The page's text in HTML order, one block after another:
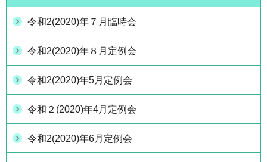
令和2(2020)年７月臨時会
令和2(2020)年８月定例会
令和2(2020)年5月定例会
令和２(2020)年4月定例会
令和2(2020)年6月定例会